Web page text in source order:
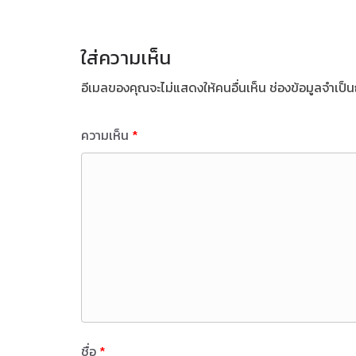
ใส่ความเห็น
อีเมลของคุณจะไม่แสดงให้คนอื่นเห็น ช่องข้อมูลจำเป็
ความเห็น *
ชื่อ *